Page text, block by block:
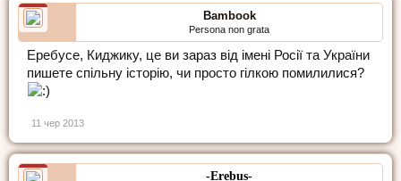
Bambook
Persona non grata
Еребусе, Киджику, це ви зараз від імені Росії та України
пишете спільну історію, чи просто гілкою помилилися?
11 чер 2013
-Erebus-